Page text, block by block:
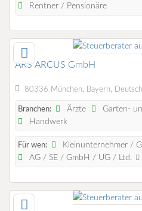
Rentner / Pensionäre
ARS ARCUS GmbH
80336 München, Bayern,
Branchen: Ärzte
Garten-
Handwerk
Für wen:
Kleinunternehmer /
AG / SE / GmbH / UG / Ltd.